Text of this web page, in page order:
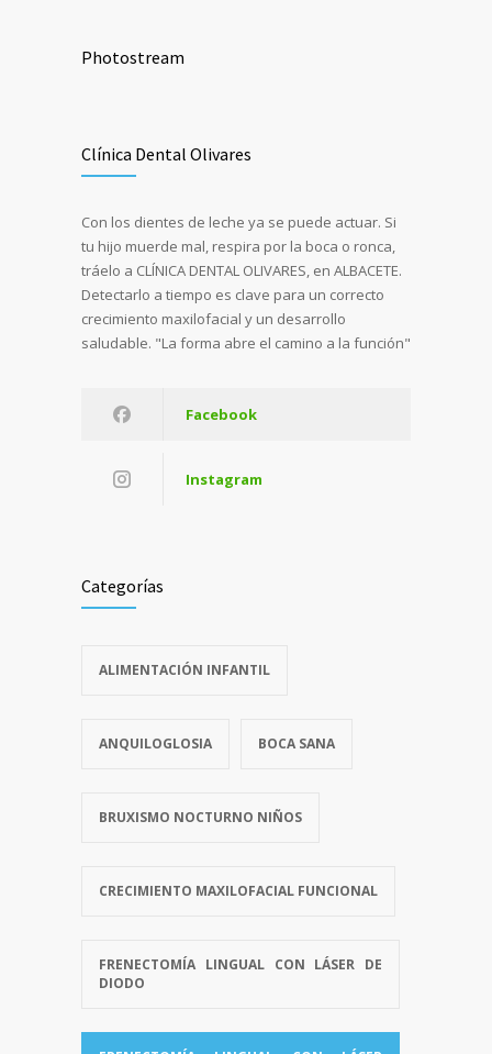
Photostream
Clínica Dental Olivares
Con los dientes de leche ya se puede actuar. Si
tu hijo muerde mal, respira por la boca o ronca,
tráelo a CLÍNICA DENTAL OLIVARES, en ALBACETE.
Detectarlo a tiempo es clave para un correcto
crecimiento maxilofacial y un desarrollo
saludable. "La forma abre el camino a la función"
Facebook
Instagram
Categorías
ALIMENTACIÓN INFANTIL
ANQUILOGLOSIA BOCA SANA
BRUXISMO NOCTURNO NIÑOS
CRECIMIENTO MAXILOFACIAL FUNCIONAL
FRENECTOMÍA LINGUAL CON LÁSER DE
DIODO